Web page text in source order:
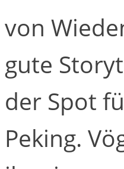
von
gute
der Spot
Peking.